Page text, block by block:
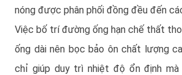
nóng được phân phối đồng đều đến
Việc bố trí đường ống hạn chế thất
ống dài nên bọc bảo ôn chất lượng
chỉ giúp duy trì nhiệt độ ổn định mà